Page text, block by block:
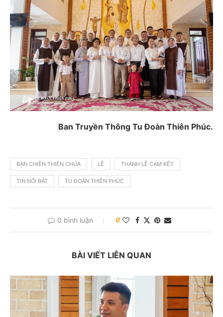
Ban Truyền Thông Tu Đoàn Thiên Phúc.
BẠN CHIÊN THIÊN CHÚA LỄ THÁNH LỄ CAM KẾT
TIN NỔI BẬT TU ĐOÀN THIÊN PHÚC
0 bình luận 0
BÀI VIẾT LIÊN QUAN